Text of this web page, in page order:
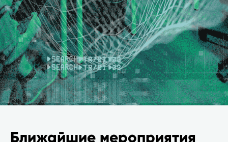
Ближайшие мероприятия